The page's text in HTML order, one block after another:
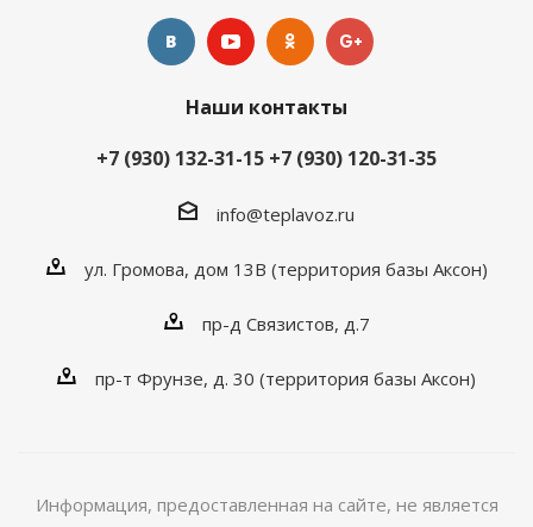
Наши контакты
+7 (930) 132-31-15 +7 (930) 120-31-35
info@teplavoz.ru
ул. Громова, дом 13В (территория базы Аксон)
пр-д Связистов, д.7
пр-т Фрунзе, д. 30 (территория базы Аксон)
Информация, предоставленная на сайте, не является